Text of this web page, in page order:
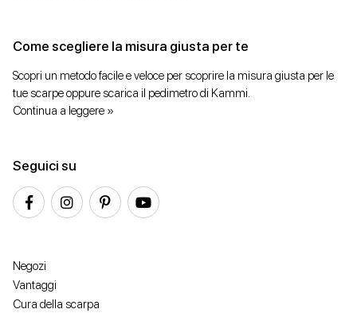
Come scegliere la misura giusta per te
Scopri un metodo facile e veloce per scoprire la misura giusta per le
tue scarpe oppure scarica il pedimetro di Kammi.
Continua a leggere »
Seguici su
Negozi
Vantaggi
Cura della scarpa